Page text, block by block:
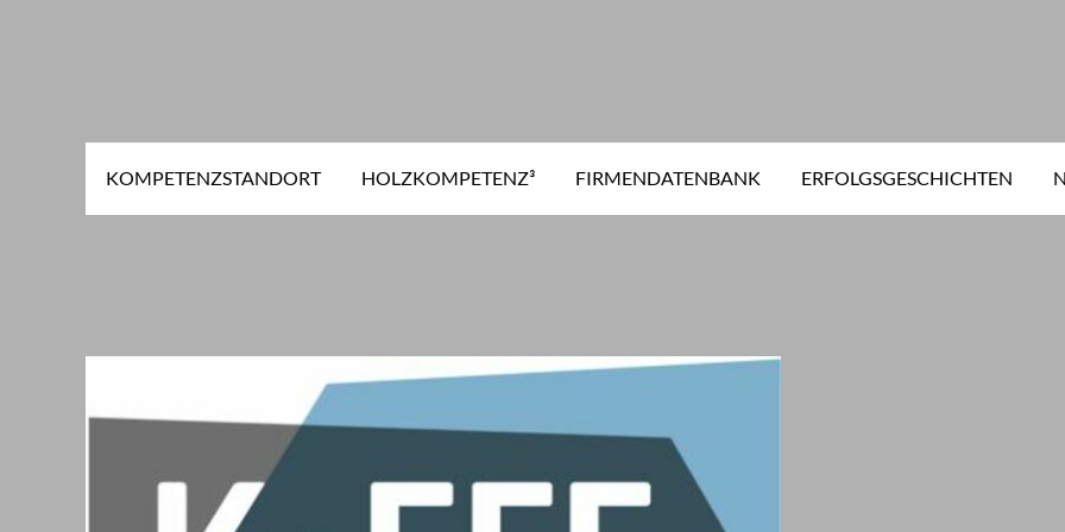
KOMPETENZSTANDORT HOLZKOMPETENZ³ FIRMENDATENBANK ERFOLGSGESCHICHTEN